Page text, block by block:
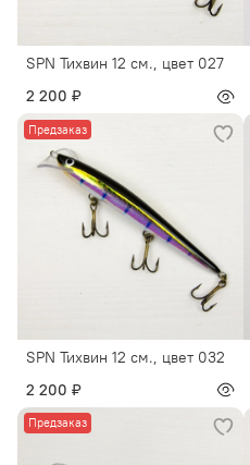
SPN Тихвин 12 см., цвет 027
2 200 ₽
Предзаказ
SPN Тихвин 12 см., цвет 032
2 200 ₽
Предзаказ